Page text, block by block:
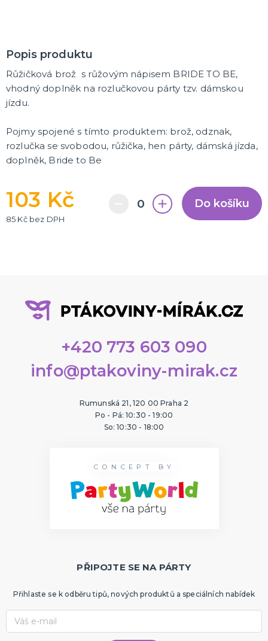
Popis produktu
Růžičková brož s růžovým nápisem BRIDE TO BE,
vhodný doplněk na rozlučkovou párty tzv. dámskou
jízdu.
Pojmy spojené s tímto produktem: brož, odznak,
rozlučka se svobodou, růžička, hen párty, dámská jízda,
doplněk, Bride to Be
103 Kč
85 Kč bez DPH
Do košíku
+420 773 603 090
info@ptakoviny-mirak.cz
Rumunská 21, 120 00 Praha 2
Po - Pá: 10:30 - 19:00
So: 10:30 - 18:00
CONCEPT BY
PŘIPOJTE SE NA PÁRTY
Přihlaste se k odběru tipů, nových produktů a speciálních nabídek